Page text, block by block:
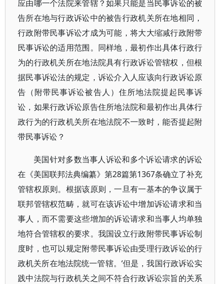
应由哪一个法院来管辖？如果只能是当民事诉讼的被
告所在地与行政诉讼中的被告行政机关所在地相同，
行政附带民事诉讼才成为可能，将大大缩减行政附带
民事诉讼的适用范围。同样地，最初作出具体行政行
为的行政机关所在地法院具有行政诉讼管辖权，但根
据民事诉讼法的规定，诉讼介入人应该向行政诉讼原
告（附带民事诉讼被告人）住所地法院提起民事诉
讼，如果行政诉讼原告住所地法院和最初作出具体行
政行为的行政机关所在地法院不一致时，能否提起附
带民事诉讼？
美国针对多数当事人诉讼和多个诉讼请求的诉讼
在《美国联邦法典编纂》第28篇第1367条确立了补充
管辖权原则。根据该原则，一旦有一基本的争议属于
联邦管辖权范畴，就可在该诉讼中增加诉讼请求和当
事人，而不需要这些增加的诉讼请求和当事人均单独
地符合管辖权的要求。我国设立行政附带民事诉讼制
度时，也可以规定附带民事诉讼由受理行政诉讼的行
政机关所在地法院统一管辖。‘但是，我国行政诉讼实
践中法院与行政机关之间不符合行政诉讼宗旨的关系